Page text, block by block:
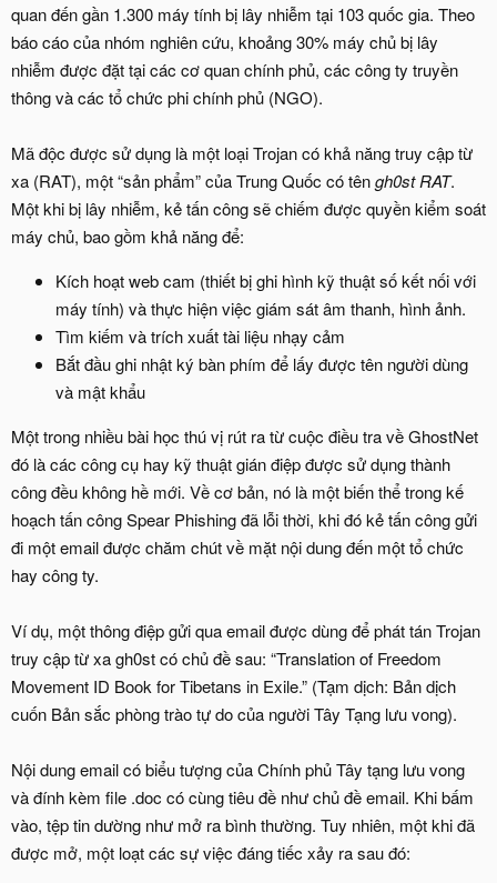
quan đến gần 1.300 máy tính bị lây nhiễm tại 103 quốc gia. Theo
báo cáo của nhóm nghiên cứu, khoảng 30% máy chủ bị lây
nhiễm được đặt tại các cơ quan chính phủ, các công ty truyền
thông và các tổ chức phi chính phủ (NGO).
Mã độc được sử dụng là một loại Trojan có khả năng truy cập từ
xa (RAT), một “sản phẩm” của Trung Quốc có têngh0st RAT.
Một khi bị lây nhiễm, kẻ tấn công sẽ chiếm được quyền kiểm soát
máy chủ, bao gồm khả năng để:
Kích hoạt web cam (thiết bị ghi hình kỹ thuật số kết nối với
máy tính) và thực hiện việc giám sát âm thanh, hình ảnh.
Tìm kiếm và trích xuất tài liệu nhạy cảm
Bắt đầu ghi nhật ký bàn phím để lấy được tên người dùng
và mật khẩu
Một trong nhiều bài học thú vị rút ra từ cuộc điều tra về GhostNet
đó là các công cụ hay kỹ thuật gián điệp được sử dụng thành
công đều không hề mới. Về cơ bản, nó là một biến thể trong kế
hoạch tấn công Spear Phishing đã lỗi thời, khi đó kẻ tấn công gửi
đi một email được chăm chút về mặt nội dung đến một tổ chức
hay công ty.
Ví dụ, một thông điệp gửi qua email được dùng để phát tán Trojan
truy cập từ xa gh0st có chủ đề sau: “Translation of Freedom
Movement ID Book for Tibetans in Exile.” (Tạm dịch: Bản dịch
cuốn Bản sắc phòng trào tự do của người Tây Tạng lưu vong).
Nội dung email có biểu tượng của Chính phủ Tây tạng lưu vong
và đính kèm file .doc có cùng tiêu đề như chủ đề email. Khi bấm
vào, tệp tin dường như mở ra bình thường. Tuy nhiên, một khi đã
được mở, một loạt các sự việc đáng tiếc xảy ra sau đó: